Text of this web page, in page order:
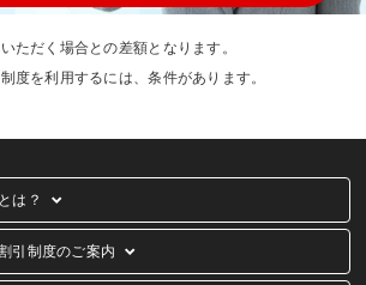
ただく場合との差額となります。
度を利用するには、条件があります。
は？ down
引制度のご案内 down